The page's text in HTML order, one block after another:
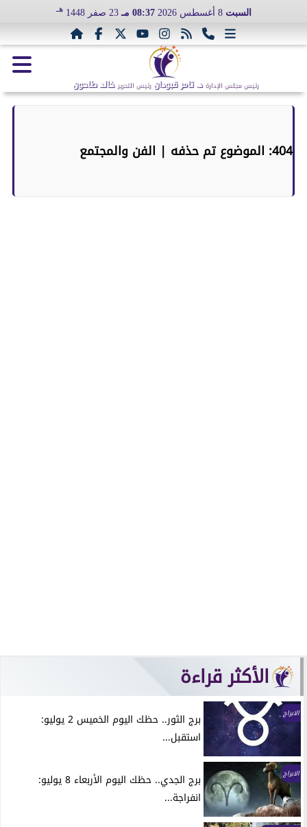
السبت 8 أغسطس 2026 08:37 مـ 23 صفر 1448 هـ
رئيس مجلس الإدارة د. تامر قبودان رئيس التحرير خالد طاحون
404: الموضوع تم حذفه | الفن والمجتمع
الأكثر قراءة
الابراج
برج الثور.. حظك اليوم الخميس 2 يوليو:
استقبل...
الابراج
برج الجدي.. حظك اليوم الأربعاء 8 يوليو:
انفراجة...